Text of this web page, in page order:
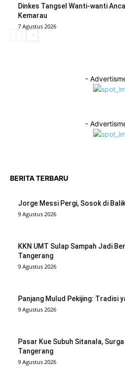
Dinkes Tangsel Wanti-wanti
Kemarau
7 Agustus 2026
-
-
BERITA TERBARU
Jorge Messi Pergi, Sosok di
9 Agustus 2026
KKN UMT Sulap Sampah Jadi
Tangerang
9 Agustus 2026
Panjang Mulud Pekijing: Tradisi
9 Agustus 2026
Pasar Kue Subuh Sitanala,
Tangerang
9 Agustus 2026